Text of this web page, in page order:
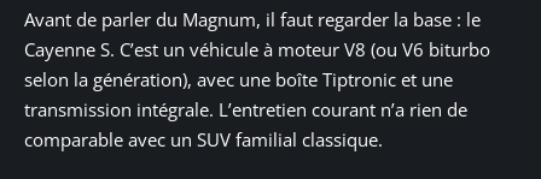
Avant de parler du Magnum, il faut regarder la base : le
Cayenne S. C’est un véhicule à moteur V8 (ou V6 biturbo
selon la génération), avec une boîte Tiptronic et une
transmission intégrale. L’entretien courant n’a rien de
comparable avec un SUV familial classique.